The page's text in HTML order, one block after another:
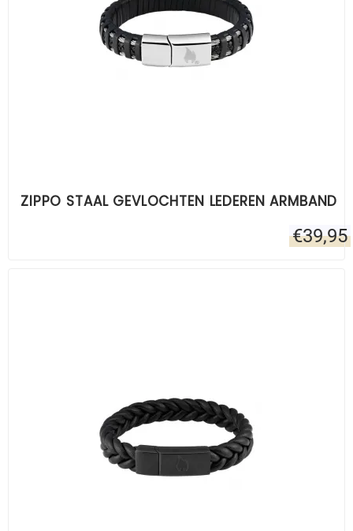
ZIPPO STAAL GEVLOCHTEN LEDEREN ARMBAND
€39,95